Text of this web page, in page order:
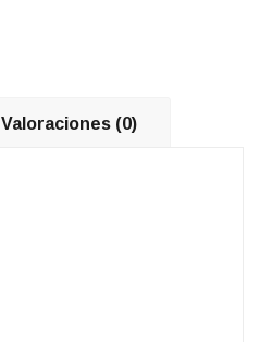
Valoraciones (0)